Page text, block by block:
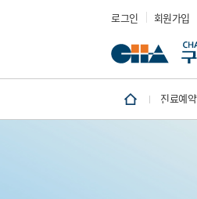
로그인 회원가입
진료예약